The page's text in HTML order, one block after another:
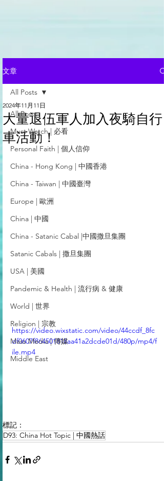
文章
All Posts
Must Watch | 必看
Personal Faith | 個人信仰
China - Hong Kong | 中國香港
China - Taiwan | 中國臺灣
Europe | 歐洲
China | 中國
China - Satanic Cabal |中國撒旦集團
Satanic Cabals | 撒旦集團
USA | 美國
Pandemic & Health | 流行病 & 健康
World | 世界
Religion | 宗教
Mass Media | 傳媒
Middle East
All Posts
大量退伍軍人加入夜騎自行
車活動！
2024年11月11日
https://video.wixstatic.com/video/44ccdf_8fc
df0607f864501818aa41a2dcde01d/480p/mp4/f
ile.mp4
標記：
D93: China Hot Topic | 中國熱話